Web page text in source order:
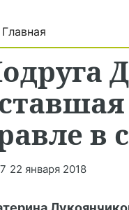
Главная
в
22 января 2018